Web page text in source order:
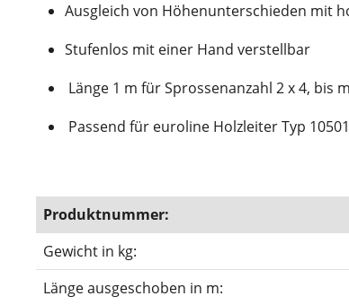
Ausgleich von Höhenunterschieden mit
Stufenlos mit einer Hand verstellbar
Länge 1 m für Sprossenanzahl 2 x 4, bis
Passend für euroline Holzleiter Typ
Produktnummer:
Gewicht in kg:
Länge ausgeschoben in m: